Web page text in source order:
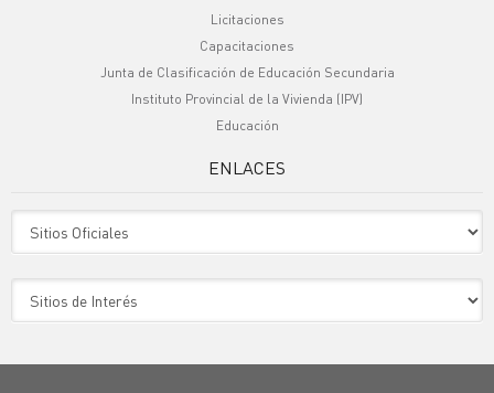
Licitaciones
Capacitaciones
Junta de Clasificación de Educación Secundaria
Instituto Provincial de la Vivienda (IPV)
Educación
ENLACES